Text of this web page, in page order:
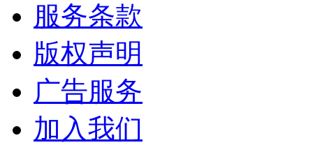
服务条款
版权声明
广告服务
加入我们